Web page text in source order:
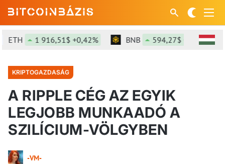
1 916,51$ +0,42% BNB 594,27$ +1,14%
KRIPTOGAZDASÁG
A RIPPLE CÉG AZ EGYIK
LEGJOBB MUNKAADÓ A
SZILÍCIUM-VÖLGYBEN
-VM-